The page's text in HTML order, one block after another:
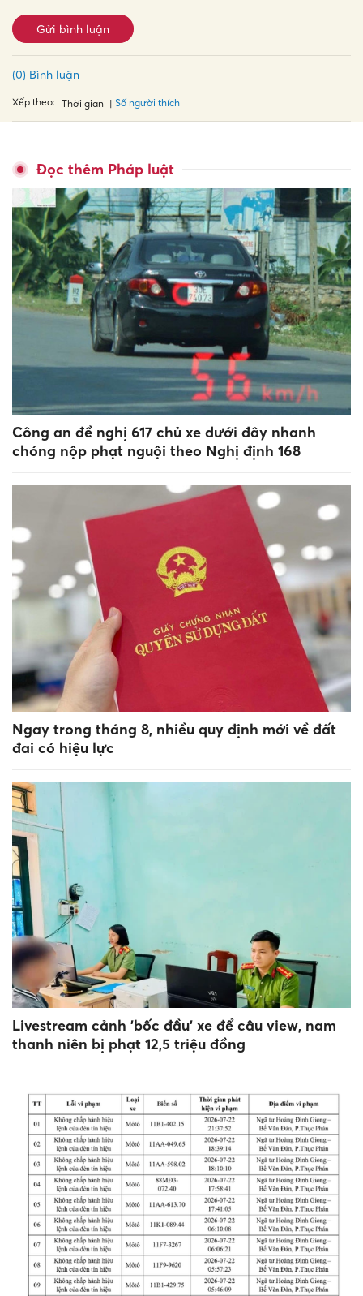
Gửi bình luận
(0) Bình luận
Xếp theo: Thời gian Số người thích
Đọc thêm Pháp luật
Công an đề nghị 617 chủ xe dưới đây nhanh
chóng nộp phạt nguội theo Nghị định 168
Ngay trong tháng 8, nhiều quy định mới về đất
đai có hiệu lực
Livestream cảnh 'bốc đầu' xe để câu view, nam
thanh niên bị phạt 12,5 triệu đồng